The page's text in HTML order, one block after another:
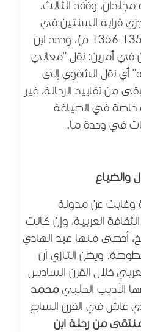
مجلدان، وفُقد الثالث.
قرابة السنتين في
تقييد الرحلة وتحريرها (1355-1356 م)، وحدد ابن
في أمرين: نقل "معاني
أي نقل الشفوي إلى
من تقاييد الرحالة، غير
خاصة في الصياغة
في وحدة ما.
والضياع
وغابت عن مدونة
العربية، وإن كانت
أحصى منها عبد الهادي
ويظن التازي أن
خلال القرن السادس
الأديب الحلبيمحمد
عاش في القرن السابع
من رحلة ابن